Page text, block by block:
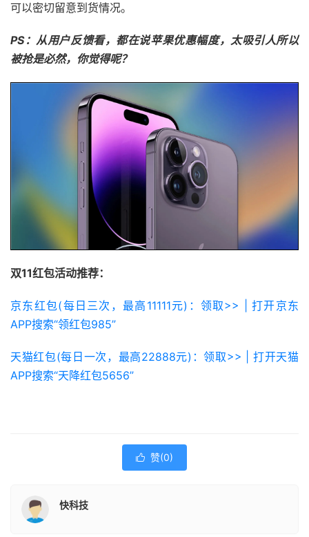
可以密切留意到货情况。
PS：从用户反馈看，都在说苹果优惠幅度，太吸引人所以
被抢是必然，你觉得呢？
双11红包活动推荐：
京东红包(每日三次，最高11111元)：领取>> | 打开京东
APP搜索“领红包985”
天猫红包(每日一次，最高22888元)：领取>> | 打开天猫
APP搜索“天降红包5656”
 赞(0)
快科技